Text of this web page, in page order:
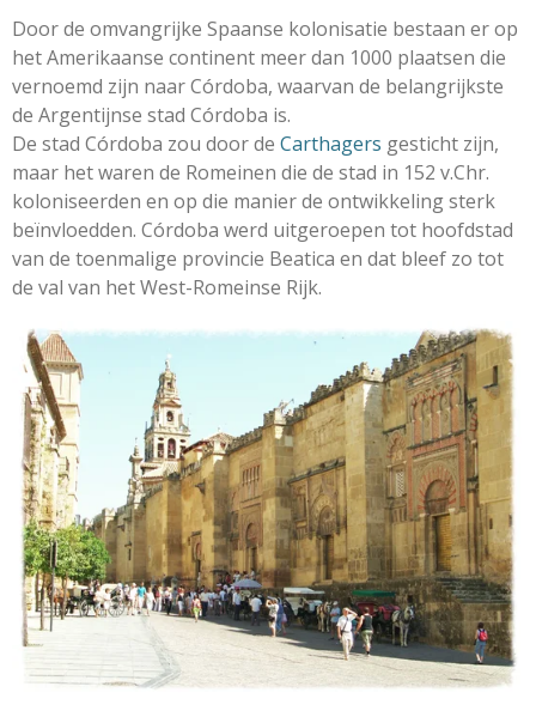
Door de omvangrijke Spaanse kolonisatie bestaan er op
het Amerikaanse continent meer dan 1000 plaatsen die
vernoemd zijn naar Córdoba, waarvan de belangrijkste
de Argentijnse stad Córdoba is.
De stad Córdoba zou door de Carthagers gesticht zijn,
maar het waren de Romeinen die de stad in 152 v.Chr.
koloniseerden en op die manier de ontwikkeling sterk
beïnvloedden. Córdoba werd uitgeroepen tot hoofdstad
van de toenmalige provincie Beatica en dat bleef zo tot
de val van het West-Romeinse Rijk.